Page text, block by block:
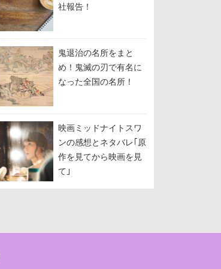
社報告！
鬼退治の名所をまと
め！鬼滅の刃で有名に
なった全国の名所！
映画ミッドナイトスワ
ンの感想とネタバレ｢原
作を見てから映画を見
て｣